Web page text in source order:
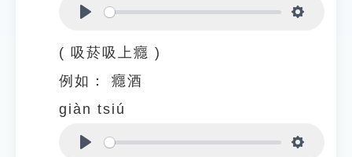
( 吸菸吸上癮 )
例如：
癮酒
giàn tsiú